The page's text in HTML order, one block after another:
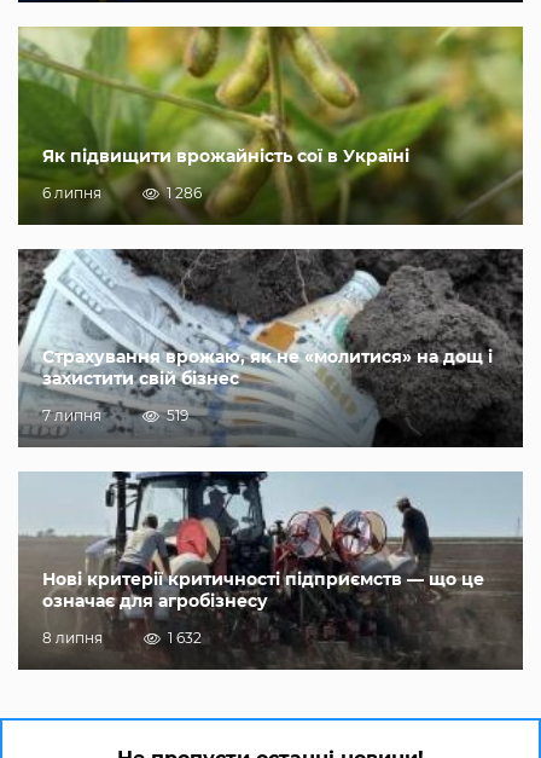
Як підвищити врожайність сої в Україні
6 липня 1 286
Страхування врожаю, як не «молитися» на дощ і
захистити свій бізнес
7 липня 519
Нові критерії критичності підприємств — що це
означає для агробізнесу
8 липня 1 632